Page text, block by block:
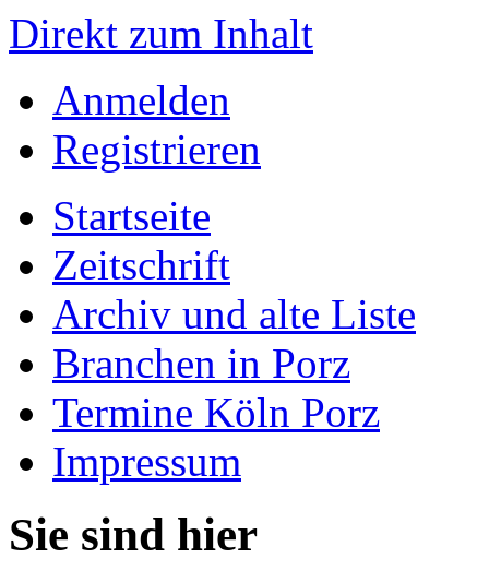
Direkt zum Inhalt
Anmelden
Registrieren
Startseite
Zeitschrift
Archiv und alte Liste
Branchen in Porz
Termine Köln Porz
Impressum
Sie sind hier